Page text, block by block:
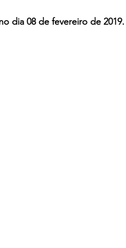
dia 08 de fevereiro de 2019.